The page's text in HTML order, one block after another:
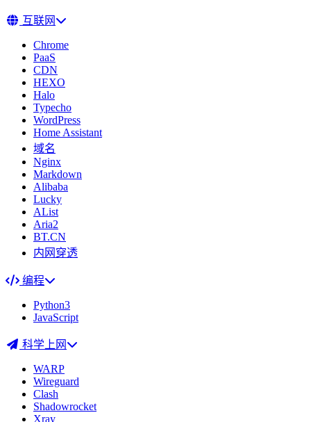
互联网
Chrome
PaaS
CDN
HEXO
Halo
Typecho
WordPress
Home Assistant
域名
Nginx
Markdown
Alibaba
Lucky
AList
Aria2
BT.CN
内网穿透
编程
Python3
JavaScript
科学上网
WARP
Wireguard
Clash
Shadowrocket
Xray